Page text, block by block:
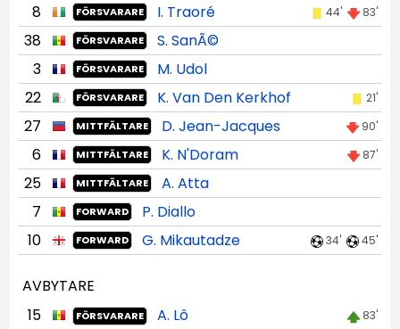
8
FÖRSVARARE I. Traoré 44' 83'
38 FÖRSVARARE
S. SanÃ©
3
FÖRSVARARE
M. Udol
22
FÖRSVARARE K. Van Den Kerkhof 21'
27 MITTFÄLTARE D. Jean-Jacques 90'
6 MITTFÄLTARE K. N'Doram 87'
25 MITTFÄLTARE
A. Atta
7
FORWARD
P. Diallo
10
FORWARD G. Mikautadze 34' 45'
AVBYTARE
15
FÖRSVARARE A. Lô 83'